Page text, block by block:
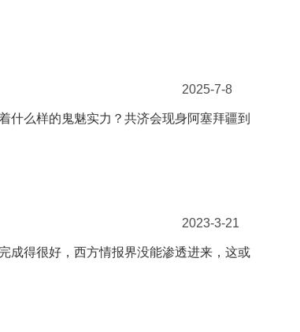
2025-7-8
什么样的鬼魅实力？共济会现身阿塞拜疆到
2023-3-21
成得很好，西方情报界没能渗透进来，这或